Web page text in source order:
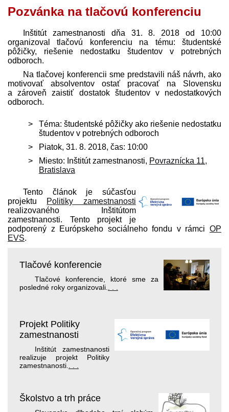
Pozvánka na tlačovú konferenciu
Inštitút zamestnanosti dňa 31. 8. 2018 od 10:00
organizoval tlačovú konferenciu na tému: študentské
pôžičky, riešenie nedostatku študentov v potrebných
odboroch.
Na tlačovej konferencii sme pred­stavili náš návrh, ako
motivovať absolventov ostať pracovať na Slovensku
a zároveň zaistiť dostatok študentov v nedostatkových
odboroch.
Téma: študentské pôžičky ako riešenie nedostatku
študentov v potrebných odboroch
Piatok, 31. 8. 2018, čas: 10:00
Miesto: Inštitút zamestnanosti, Povraznícka 11,
Bratislava
Tento článok je súčasťou
projektu Politiky zamestnanosti
realizovaného Inštitútom
zamestnanosti. Tento projekt je
podporený z Európskeho sociálneho fondu v rámci OP
EVS.
Tlačové konferencie
Tlačové konferencie, ktoré sme za
posledné roky organizovali.. . .
Projekt Politiky
zamestnanosti
Inštitút zamestnanosti
realizuje projekt Politiky
zamestnanosti.. . .
Školstvo a trh práce